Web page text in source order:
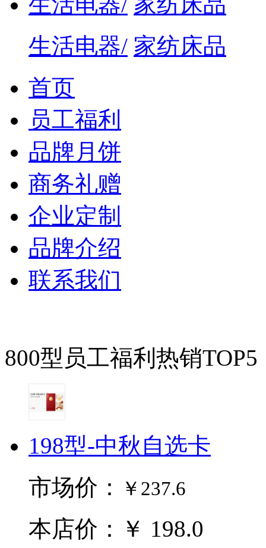
生活电器/ 家纺床品
首页
员工福利
品牌月饼
商务礼赠
企业定制
品牌介绍
联系我们
800型员工福利热销TOP5
198型-中秋自选卡
市场价：
￥237.6
本店价：￥ 198.0